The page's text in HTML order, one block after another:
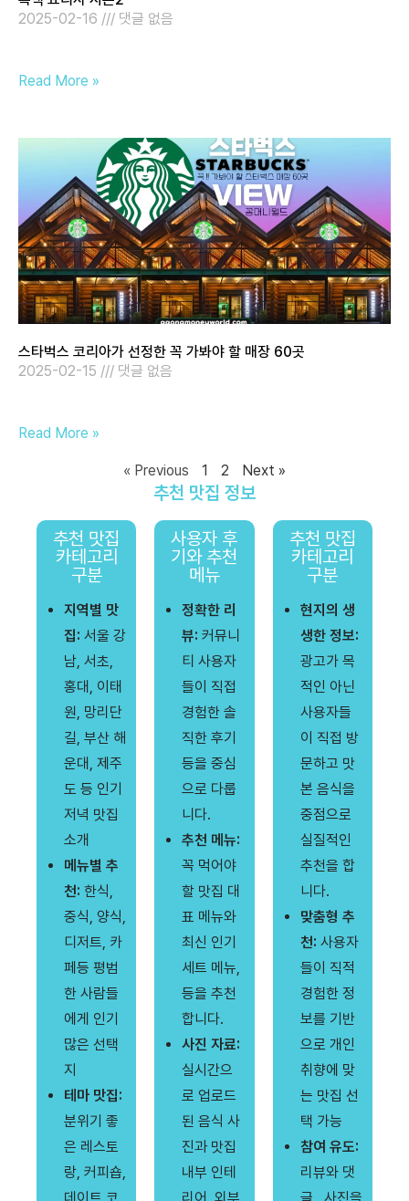
2025-02-16
댓글 없음
Read More »
스타벅스 코리아가 선정한 꼭 가봐야 할 매장 60곳
2025-02-15
댓글 없음
Read More »
« Previous 1 2 Next »
추천 맛집 정보
추천 맛집
카테고리
구분
지역별 맛
집: 서울 강
남, 서초,
홍대, 이태
원, 망리단
길, 부산 해
운대, 제주
도 등 인기
저녁 맛집
소개
메뉴별 추
천: 한식,
중식, 양식,
디저트, 카
페등 평범
한 사람들
에게 인기
많은 선택
지
테마 맛집:
분위기 좋
은 레스토
랑, 커피숍,
사용자 후
기와 추천
메뉴
정확한 리
뷰: 커뮤니
티 사용자
들이 직접
경험한 솔
직한 후기
등을 중심
으로 다룹
니다.
추천 메뉴:
꼭 먹어야
할 맛집 대
표 메뉴와
최신 인기
세트 메뉴,
등을 추천
합니다.
사진 자료:
실시간으
로 업로드
된 음식 사
진과 맛집
내부 인테
추천 맛집
카테고리
구분
현지의 생
생한 정보:
광고가 목
적인 아닌
사용자들
이 직접 방
문하고 맛
본 음식을
중점으로
실질적인
추천을 합
니다.
맞춤형 추
천: 사용자
들이 직적
경험한 정
보를 기반
으로 개인
취향에 맞
는 맛집 선
택 가능
참여 유도:
리뷰와 댓